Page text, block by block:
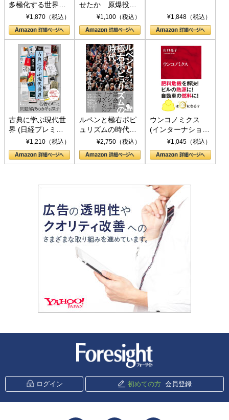
多極化する世界：
トランプとBRICS
の挑戦
¥1,870（税込）
せたか 原爆投
下、ソ連参戦、そ
して聖断 (PHP新
書)
¥1,100（税込） ¥1,848（税込）
古典に学ぶ現代世
界 (日経プレミア
シリーズ)¥1,210（税込）
ルペンと極右ポピ
ュリズムの時代：
〈ヤヌス〉の二つ
の顔
¥2,750（税込）
ウンコノミクス
(インターナショナ
ル新書)¥1,045（税込）
ログイン 初めての方 会員登録